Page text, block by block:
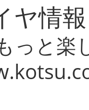
ヤ情
っと楽